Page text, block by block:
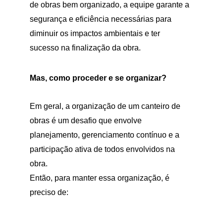
de obras bem organizado, a equipe garante a
segurança e eficiência necessárias para
diminuir os impactos ambientais e ter
sucesso na finalização da obra.
Mas, como proceder e se organizar?
Em geral, a organização de um canteiro de
obras é um desafio que envolve
planejamento, gerenciamento contínuo e a
participação ativa de todos envolvidos na
obra.
Então, para manter essa organização, é
preciso de: